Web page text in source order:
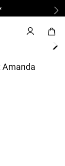
Amanda